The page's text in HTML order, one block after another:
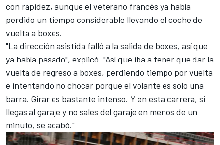
con rapidez, aunque el veterano francés ya había
perdido un tiempo considerable llevando el coche de
vuelta a boxes.
"La dirección asistida falló a la salida de boxes, así que
ya había pasado", explicó. "Así que iba a tener que dar la
vuelta de regreso a boxes, perdiendo tiempo por vuelta
e intentando no chocar porque el volante es solo una
barra. Girar es bastante intenso. Y en esta carrera, si
llegas al garaje y no sales del garaje en menos de un
minuto, se acabó."